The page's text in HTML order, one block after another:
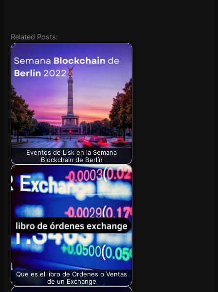
Related Posts:
Eventos de Lisk en la Semana
Blockchain de Berlín
Que es el libro de Ordenes o Ventas
de un Exchange